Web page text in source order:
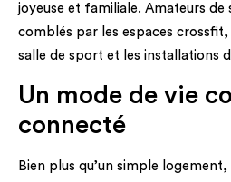
joyeuse et familiale. Amateurs de
comblés par les espaces
salle de sport et les installations
Un mode de vie
connecté
Bien plus qu’un simple logement,